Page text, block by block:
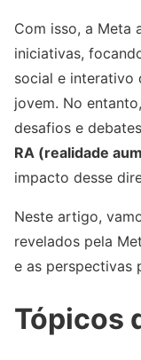
Com isso, a Meta
iniciativas,
social e interativo
jovem. No
desafios e
RA (realidade
impacto desse
Neste artigo,
revelados pela
e as perspectivas
Tópicos